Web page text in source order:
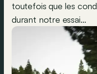
toutefois que les
durant notre essai…